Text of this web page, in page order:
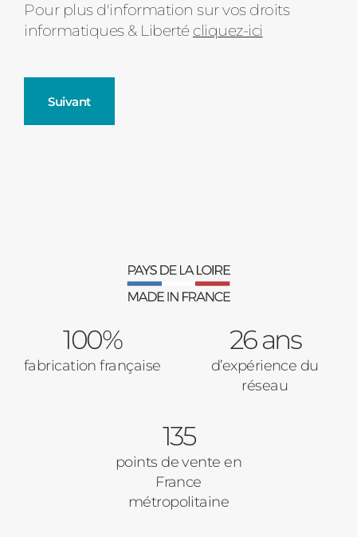
Pour plus d'information sur vos droits
informatiques & Liberté cliquez-ici
Suivant
Verrière intérieures
Baies Vitrées
Volets Roulants
Pergolas
Pavillon
100%
fabrication française
26 ans
d’expérience du
réseau
135
points de vente en
France
métropolitaine